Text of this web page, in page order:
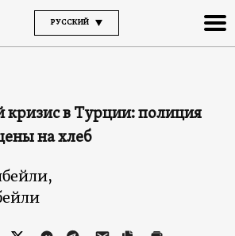
РУССКИЙ
кризис в Турции: полиция
на хлеб